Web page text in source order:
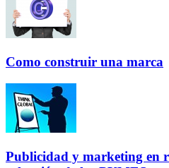
Como construir una marca
Publicidad y marketing en